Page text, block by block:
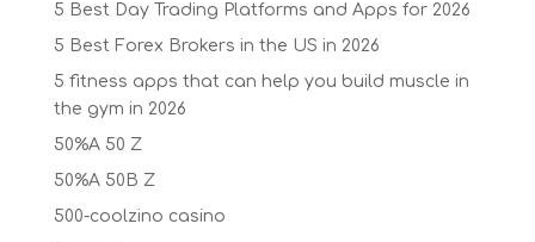
5 Best Day Trading Platforms and Apps for 2026
5 Best Forex Brokers in the US in 2026
5 fitness apps that can help you build muscle in
the gym in 2026
50%A 50 Z
50%A 50B Z
500-coolzino casino